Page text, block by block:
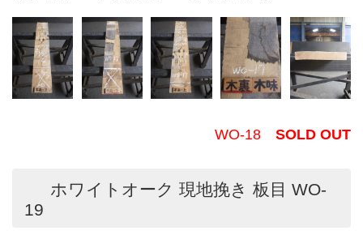
WO-18 SOLD OUT
ホワイトオーク 現地挽き 板目 WO-
19